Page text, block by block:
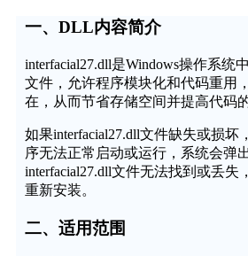
一、DLL内容简介
interfacial27.dll是Windows操作系统
文件，允许程序模块化和代码重用
在，从而节省存储空间并提高代码
如果interfacial27.dll文件缺失或损坏
序无法正常启动或运行，系统会弹
interfacial27.dll文件无法找到或丢失
重新安装。
二、适用范围